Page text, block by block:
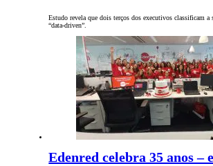
Estudo revela que dois terços dos executivos classificam a
“data-driven”.
Edenred celebra 35 anos –